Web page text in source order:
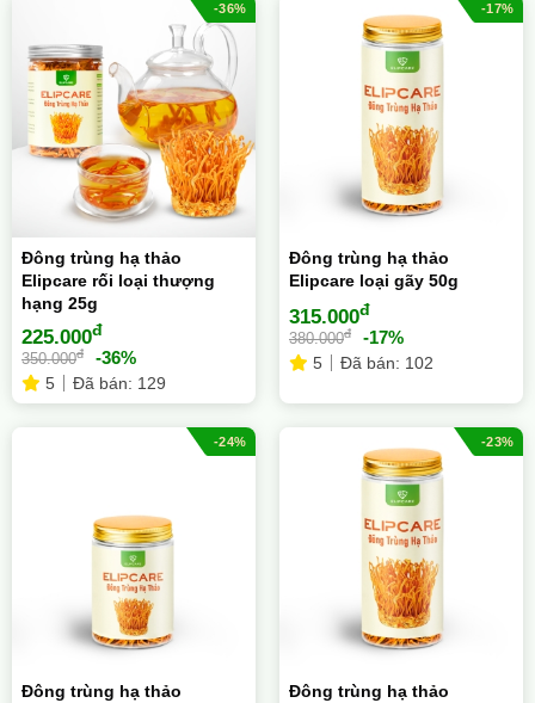
-36%
Đông trùng hạ thảo
Elipcare rối loại thượng
hạng 25g
225.000đ
350.000đ -36%
5 Đã bán: 129
-17%
Đông trùng hạ thảo
Elipcare loại gãy 50g
315.000đ
380.000đ -17%
5 Đã bán: 102
-24%
Đông trùng hạ thảo
-23%
Đông trùng hạ thảo